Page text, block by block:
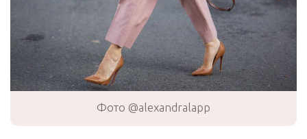
Фото @alexandralapp